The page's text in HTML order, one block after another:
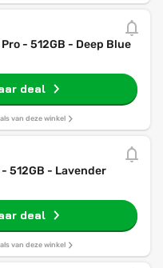
- 512GB - Deep Blue
deal
van deze winkel
512GB - Lavender
deal
van deze winkel